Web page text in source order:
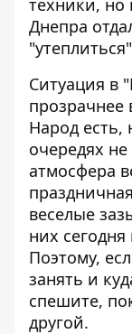
техники,
Днепра
Ситуация в
прозрачнее
Народ есть,
очередях
атмосфера
веселые
них
Поэтому,
занять и
спешите,
другой.